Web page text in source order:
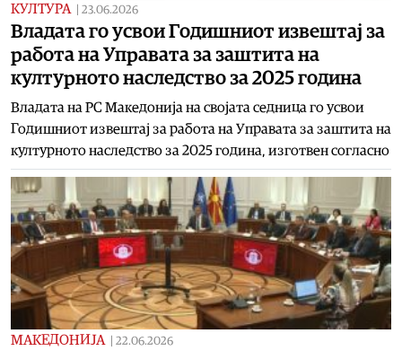
КУЛТУРА 23.06.2026
Владата го усвои Годишниот извештај за
работа на Управата за заштита на
културното наследство за 2025 година
Владата на РС Македонија на својата седница го усвои
Годишниот извештај за работа на Управата за заштита на
културното наследство за 2025 година, изготвен согласно
МАКЕДОНИЈА 22.06.2026